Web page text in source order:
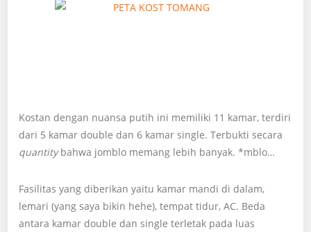
Kostan dengan nuansa putih ini memiliki 11 kamar, terdiri
dari 5 kamar double dan 6 kamar single. Terbukti secara
quantitybahwa jomblo memang lebih banyak. *mblo…
Fasilitas yang diberikan yaitu kamar mandi di dalam,
lemari (yang saya bikin hehe), tempat tidur, AC. Beda
antara kamar double dan single terletak pada luas